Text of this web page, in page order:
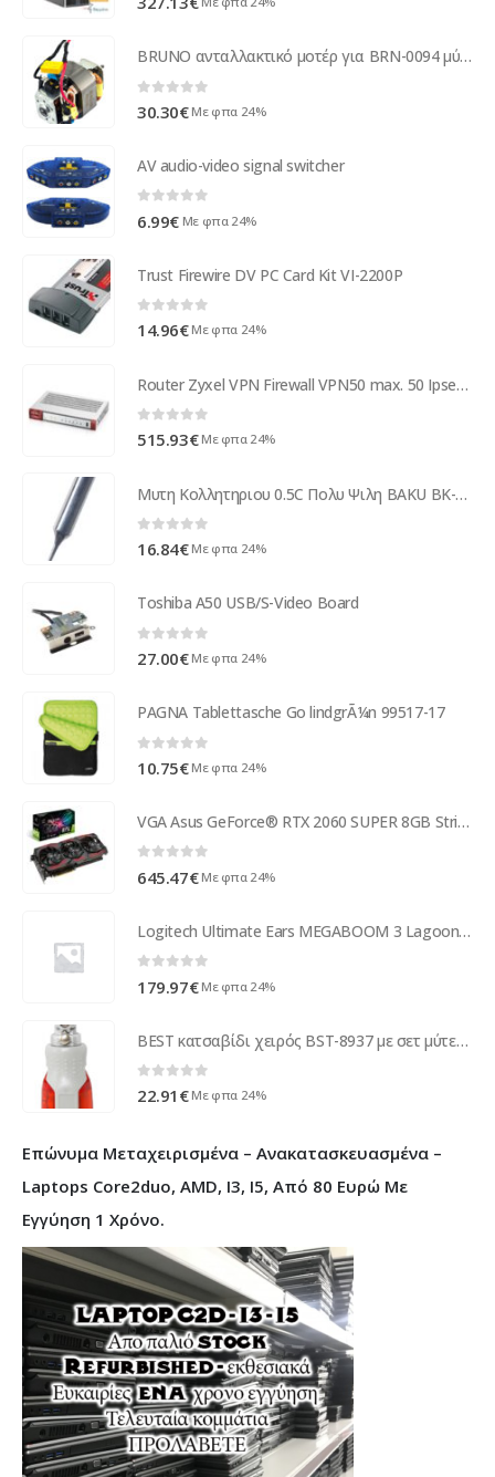
BRUNO ανταλλακτικό μοτέρ για BRN-0094 μύλο άλεσης
30.30€ Με φπα 24%
AV audio-video signal switcher
6.99€ Με φπα 24%
Trust Firewire DV PC Card Kit VI-2200P
0 out of 5
14.96€ Με φπα 24%
Router Zyxel VPN Firewall VPN50 max. 50 Ipsec VPN Tunnel VPN50-EU0101F
0 out of 5
515.93€ Με φπα 24%
Μυτη Κολλητηριου 0.5C Πολυ Ψιλη BAKU BK-900-I
0 out of 5
16.84€ Με φπα 24%
Toshiba A50 USB/S-Video Board
0 out of 5
27.00€ Με φπα 24%
PAGNA Tablettasche Go lindgrÃ¼n 99517-17
10.75€ Με φπα 24%
VGA Asus GeForce® RTX 2060 SUPER 8GB Strix Advanced Evo | ASUS - 90YV0DQ1-M0NA00
645.47€ Με φπα 24%
Logitech Ultimate Ears MEGABOOM 3 Lagoon Blue Logitech 984-001404
179.97€ Με φπα 24%
BEST κατσαβίδι χειρός BST-8937 με σετ μύτες, περιστρεφόμενο 180°, 14τμχ
0 out of 5
22.91 € Με φπα 24%
Επώνυμα Μεταχειρισμένα – Ανακατασκευασμένα –
Laptops Core2duo, AMD, I3, I5, Από 80 Ευρώ Με
Εγγύηση 1 Χρόνο.